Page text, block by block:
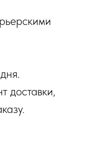
доставки,